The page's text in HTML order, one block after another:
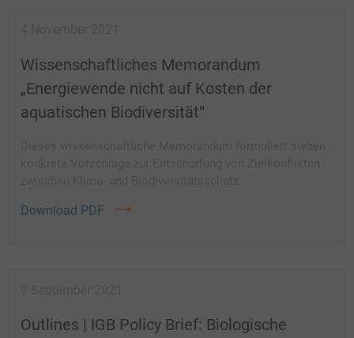
Wissenschaftliches Memorandum
„Energiewende nicht auf Kosten der
aquatischen Biodiversität“
Download PDF
Outlines | IGB Policy Brief: Biologische